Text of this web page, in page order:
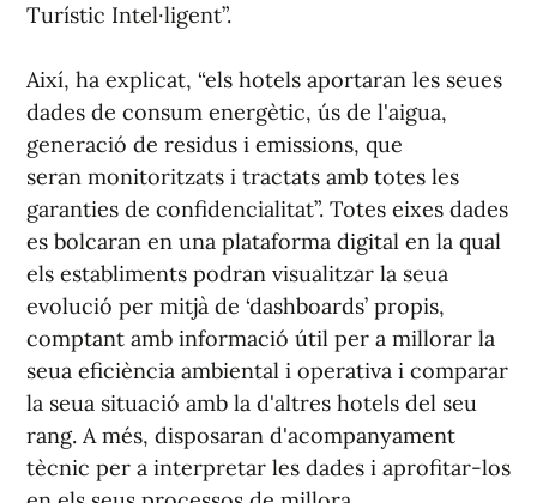
Turístic Intel·ligent”.
Així, ha explicat, “els hotels aportaran les seues
dades de consum energètic, ús de l'aigua,
generació de residus i emissions, que
seran monitoritzats i tractats amb totes les
garanties de confidencialitat”. Totes eixes dades
es bolcaran en una plataforma digital en la qual
els establiments podran visualitzar la seua
evolució per mitjà de ‘dashboards’ propis,
comptant amb informació útil per a millorar la
seua eficiència ambiental i operativa i comparar
la seua situació amb la d'altres hotels del seu
rang. A més, disposaran d'acompanyament
tècnic per a interpretar les dades i aprofitar-los